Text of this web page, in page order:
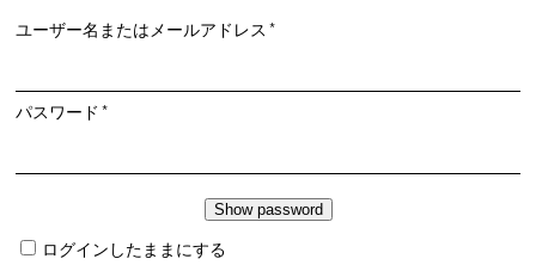
ユーザー名またはメールアドレス*必
パスワード*必
ログインしたままにする